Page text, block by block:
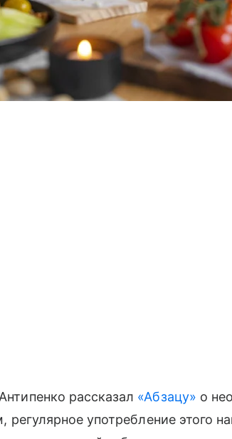
рассказал «Абзацу» о
регулярное употребление этого